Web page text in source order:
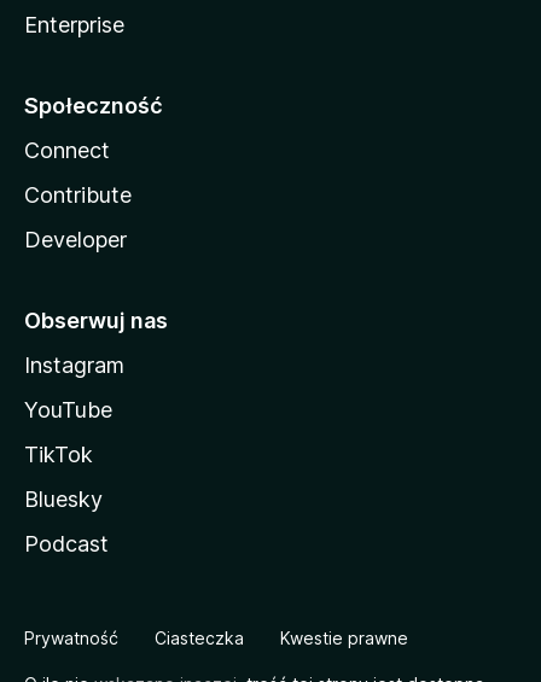
Enterprise
Społeczność
Connect
Contribute
Developer
Obserwuj nas
Instagram
YouTube
TikTok
Bluesky
Podcast
Prywatność Ciasteczka Kwestie prawne